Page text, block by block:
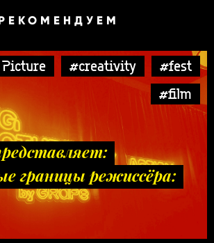
#creativity
#fest
#film
границы режиссёра: